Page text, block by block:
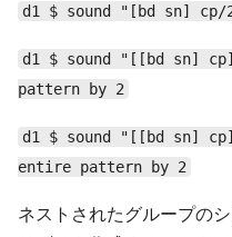
d1 $ sound "[bd sn] cp/
d1 $ sound "[[bd sn]
pattern by 2
d1 $ sound "[[bd sn]
entire pattern by 2
ネストされたグループの